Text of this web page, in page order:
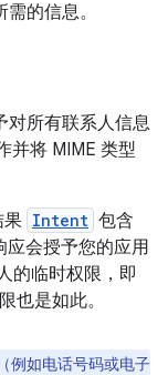
的信息。
对所有联系人信息
并将 MIME 类型
果 Intent 包含
应会授予您的应用
的临时权限，即
也是如此。
例如电话号码或电子